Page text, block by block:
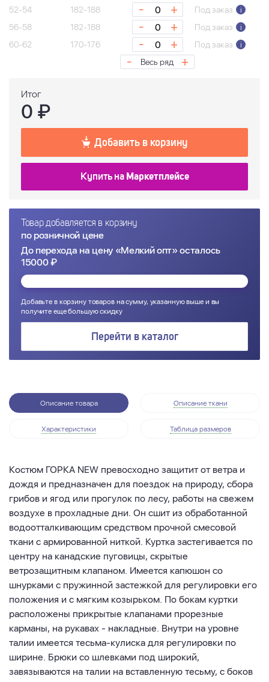
52-54
182-188 - + Под заказ
i
56-58
182-188 - + Под заказ
i
60-62
170-176 - + Под заказ i
- Весь ряд +
Итог
0 ₽
Добавить в корзину
Купить на Маркетплейсе
Товар добавляется в корзину
по розничной цене
До перехода на цену «Мелкий опт» осталось
15000 ₽
Добавьте в корзину товаров на сумму, указанную выше и вы
получите еще большую скидку
Перейти в каталог
Описание товара Описание ткани
Характеристики Таблица размеров
Костюм ГОРКА NEW превосходно защитит от ветра и
дождя и предназначен для поездок на природу, сбора
грибов и ягод или прогулок по лесу, работы на свежем
воздухе в прохладные дни. Он сшит из обработанной
водоотталкивающим средством прочной смесовой
ткани с армированной ниткой. Куртка застегивается по
центру на канадские пуговицы, скрытые
ветрозащитным клапаном. Имеется капюшон со
шнурками с пружинной застежкой для регулировки его
положения и с мягким козырьком. По бокам куртки
расположены прикрытые клапанами прорезные
карманы, на рукавах - накладные. Внутри на уровне
талии имеется тесьма-кулиска для регулировки по
ширине. Брюки со шлевками под широкий,
завязываются на талии на вставленную тесьму, с боков